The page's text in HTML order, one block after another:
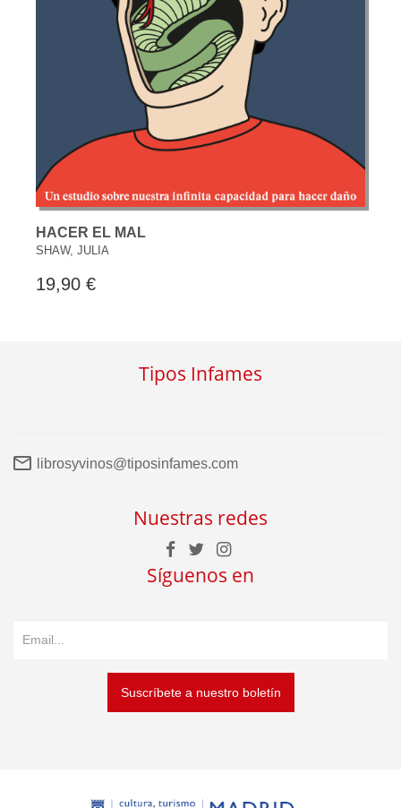
HACER EL MAL
SHAW, JULIA
19,90 €
Tipos Infames
librosyvinos@tiposinfames.com
Nuestras redes
Síguenos en
Suscríbete a nuestro boletín